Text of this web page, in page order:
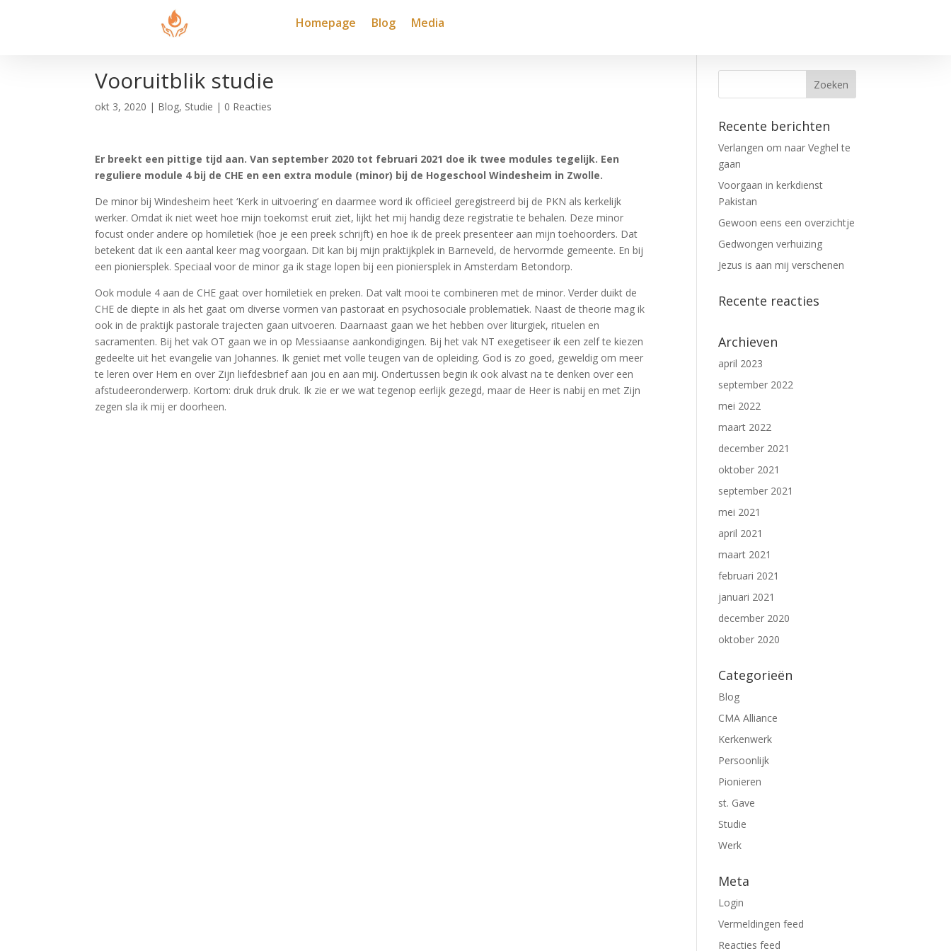
Homepage Blog Media
Vooruitblik studie
okt 3, 2020 | Blog, Studie | 0 Reacties
Er breekt een pittige tijd aan. Van september 2020 tot februari 2021 doe ik twee modules tegelijk. Een
reguliere module 4 bij de CHE en een extra module (minor) bij de Hogeschool Windesheim in Zwolle.
De minor bij Windesheim heet ‘Kerk in uitvoering’ en daarmee word ik officieel geregistreerd bij de PKN als kerkelijk
werker. Omdat ik niet weet hoe mijn toekomst eruit ziet, lijkt het mij handig deze registratie te behalen. Deze minor
focust onder andere op homiletiek (hoe je een preek schrijft) en hoe ik de preek presenteer aan mijn toehoorders. Dat
betekent dat ik een aantal keer mag voorgaan. Dit kan bij mijn praktijkplek in Barneveld, de hervormde gemeente. En bij
een pioniersplek. Speciaal voor de minor ga ik stage lopen bij een pioniersplek in Amsterdam Betondorp.
Ook module 4 aan de CHE gaat over homiletiek en preken. Dat valt mooi te combineren met de minor. Verder duikt de
CHE de diepte in als het gaat om diverse vormen van pastoraat en psychosociale problematiek. Naast de theorie mag ik
ook in de praktijk pastorale trajecten gaan uitvoeren. Daarnaast gaan we het hebben over liturgiek, rituelen en
sacramenten. Bij het vak OT gaan we in op Messiaanse aankondigingen. Bij het vak NT exegetiseer ik een zelf te kiezen
gedeelte uit het evangelie van Johannes. Ik geniet met volle teugen van de opleiding. God is zo goed, geweldig om meer
te leren over Hem en over Zijn liefdesbrief aan jou en aan mij. Ondertussen begin ik ook alvast na te denken over een
afstudeeronderwerp. Kortom: druk druk druk. Ik zie er we wat tegenop eerlijk gezegd, maar de Heer is nabij en met Zijn
zegen sla ik mij er doorheen.
Recente berichten
Verlangen om naar Veghel te
gaan
Voorgaan in kerkdienst
Pakistan
Gewoon eens een overzichtje
Gedwongen verhuizing
Jezus is aan mij verschenen
Recente reacties
Archieven
april 2023
september 2022
mei 2022
maart 2022
december 2021
oktober 2021
september 2021
mei 2021
april 2021
maart 2021
februari 2021
januari 2021
december 2020
oktober 2020
Categorieën
Blog
CMA Alliance
Kerkenwerk
Persoonlijk
Pionieren
st. Gave
Studie
Werk
Meta
Login
Vermeldingen feed
Reacties feed